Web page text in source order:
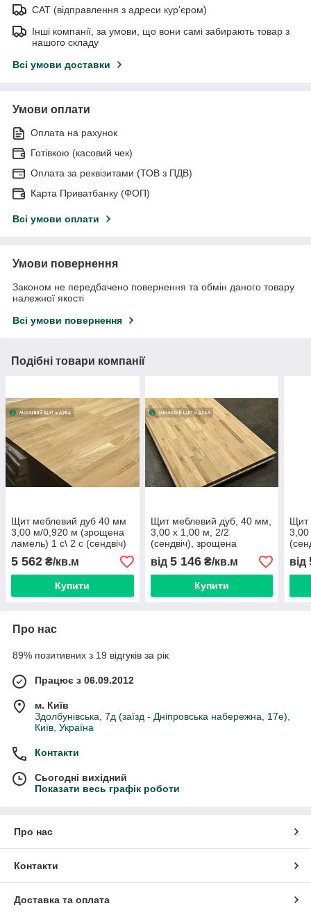
САТ (відправлення з адреси кур'єром)
Інші компанії, за умови, що вони самі забирають товар з
нашого складу
Всі умови доставки
Умови оплати
Оплата на рахунок
Готівкою (касовий чек)
Оплата за реквізитами (ТОВ з ПДВ)
Карта Приватбанку (ФОП)
Всі умови оплати
Умови повернення
Законом не передбачено повернення та обмін даного товару
належної якості
Всі умови повернення
Подібні товари компанії
Щит меблевий дуб 40 мм
3,00 м/0,920 м (зрощена
ламель) 1 с\ 2 с (сендвіч)
5 562 ₴/кв.м
Купити
Щит меблевий дуб, 40 мм,
3,00 х 1,00 м, 2/2
(сендвіч), зрощена
ламель
від 5 146₴/кв.м
Купити
Щит
від
Про нас
89% позитивних з 19 відгуків за рік
Працює з 06.09.2012
м. Київ
Здолбунівська, 7д (заїзд - Дніпровська набережна, 17е),
Київ, Україна
Контакти
Сьогодні вихідний
Показати весь графік роботи
Про нас
Контакти
Доставка та оплата